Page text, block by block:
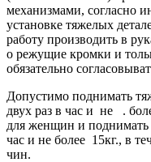
механизмами, согласно
установке тяжелых
работу производить в
о режущие кромки и
обязательно
Допустимо поднимать
двух раз в час и не .
для женщин и поднимать
час и не более 15кг., в
чин.